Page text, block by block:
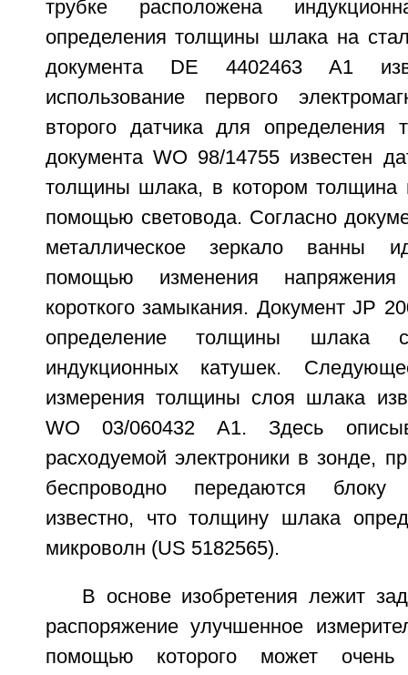
трубке расположена
определения толщины шлака на
документа DE 4402463 A1
использование первого
второго датчика для
документа WO 98/14755 известен
толщины шлака, в котором толщина
помощью световода. Согласно
металлическое зеркало ванны
помощью изменения
короткого замыкания. Документ JP
определение толщины
индукционных катушек.
измерения толщины слоя шлака
WO 03/060432 A1. Здесь
расходуемой электроники в зонде,
беспроводно передаются блоку
известно, что толщину шлака
микроволн (US 5182565).
В основе изобретения лежит
распоряжение улучшенное
помощью которого может очень